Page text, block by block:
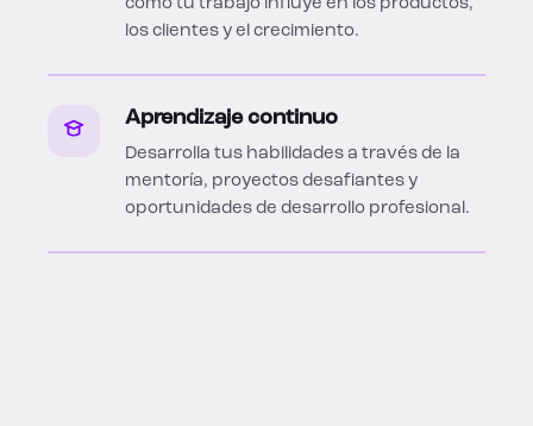
cómo tu trabajo influye en los productos,
los clientes y el crecimiento.
Aprendizaje continuo
Desarrolla tus habilidades a través de la
mentoría, proyectos desafiantes y
oportunidades de desarrollo profesional.